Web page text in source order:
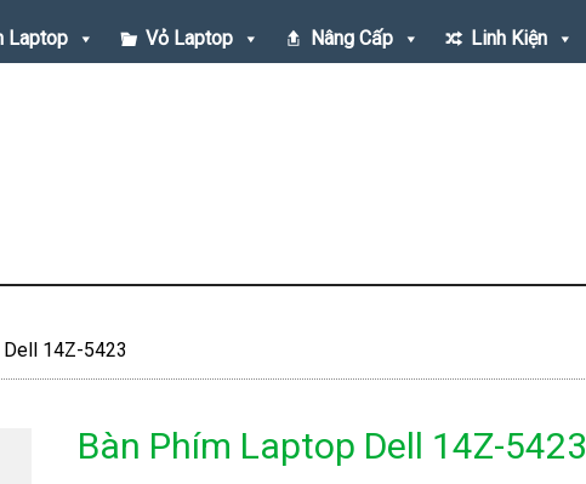
Laptop Vỏ Laptop Nâng Cấp Linh Kiện
14Z-5423
Bàn Phím Laptop Dell 14Z-5423